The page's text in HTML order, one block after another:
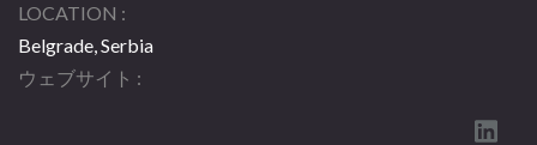
LOCATION
Belgrade, Serbia
ウェブサイト